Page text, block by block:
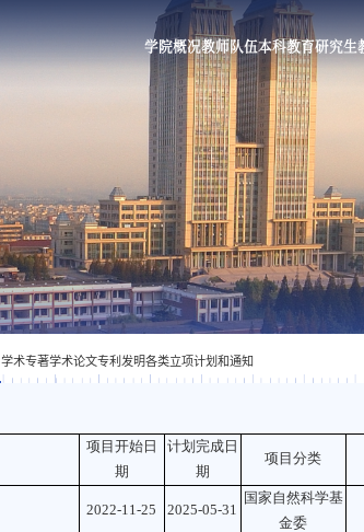
学院概况教师队伍本科教育研究生
学术专著学术论文专利发明各类立项计划和通知
项目开始日
期
计划完成日
期
项目分类
2022-11-25 2025-05-31
国家自然科学基
金委